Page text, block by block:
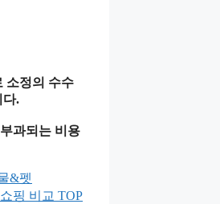
소정의 수수
다.
과되는 비용
&펫
핑 비교 TOP